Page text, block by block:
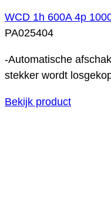
WCD 1h 600A 4p
PA025404
-Automatische
stekker wordt
Bekijk product